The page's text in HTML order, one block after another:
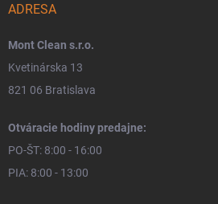
ADRESA
Mont Clean s.r.o.
Kvetinárska 13
821 06 Bratislava
Otváracie hodiny predajne:
PO-ŠT: 8:00 - 16:00
PIA: 8:00 - 13:00